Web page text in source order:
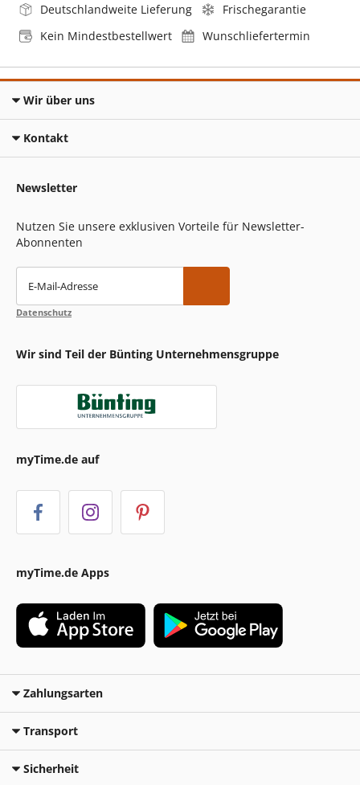
Deutschlandweite Lieferung
Frischegarantie
Kein Mindestbestellwert
Wunschliefertermin
Wir über uns
Kontakt
Newsletter
Nutzen Sie unsere exklusiven Vorteile für Newsletter-
Abonnenten
E-Mail-Adresse
Datenschutz
Wir sind Teil der Bünting Unternehmensgruppe
myTime.de auf
myTime.de Apps
Zahlungsarten
Transport
Sicherheit